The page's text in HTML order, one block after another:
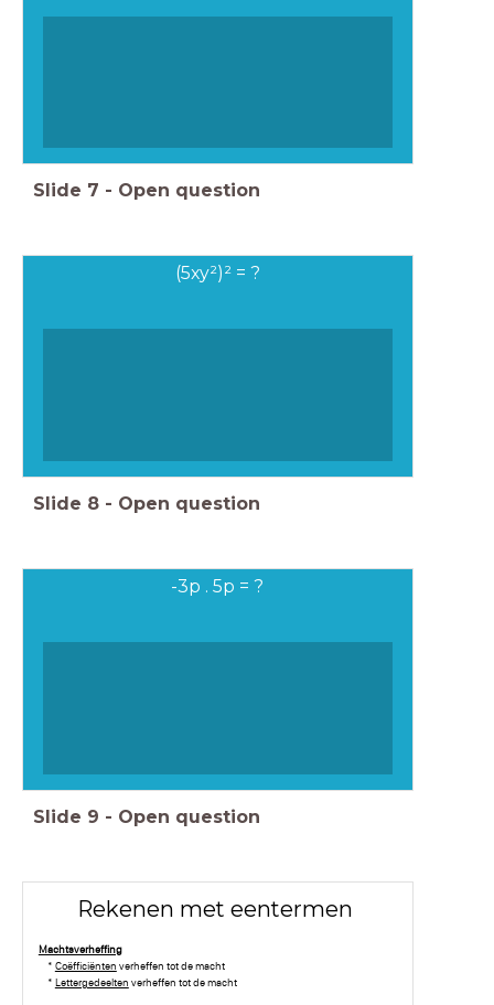
Slide 7 - Open question
(5xy²)² = ?
Slide 8 - Open question
-3p . 5p = ?
Slide 9 - Open question
Rekenen met eentermen
Machtsverheffing
* Coëfficiënten verheffen tot de macht
* Lettergedeelten verheffen tot de macht